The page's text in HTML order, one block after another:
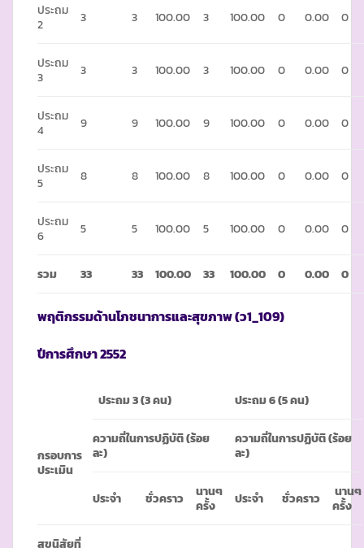
ประถม
2
3 3 100.00 3 100.00 0 0.00 0
ประถม
3
3 3 100.00 3 100.00 0 0.00 0
ประถม
4
9 9 100.00 9 100.00 0 0.00 0
ประถม
5
8 8 100.00 8 100.00 0 0.00 0
ประถม
6
5 5 100.00 5 100.00 0 0.00 0
รวม 33 33 100.00 33 100.00 0 0.00 0
พฤติกรรมด้านโภชนาการและสุขภาพ(ว1_109)
ปีการศึกษา2552
กรอบการ
ประเมิน
ประถม3 (3 คน) ประถม6 (5 คน)
ความถี่ในการปฏิบัติ (ร้อย
ละ)
ความถี่ในการปฏิบัติ (ร้อย
ละ)
ประจำ ชั่วคราว
นานๆ
ครั้ง
ประจำ ชั่วคราว
นานๆ
ครั้ง
สุขนิสัยที่